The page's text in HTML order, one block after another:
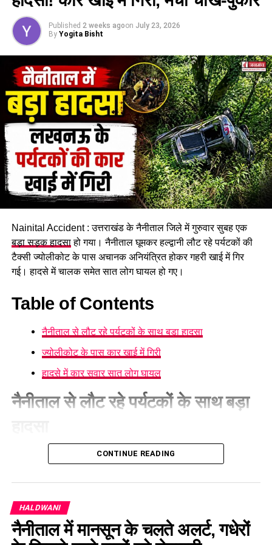
Published 2 weeks agoon July 23, 2026
By Yogita Bisht
Nainital Accident : उत्तराखंड के नैनीताल जिले में गुरुवार सुबह एक
बड़ा सड़क हादसाहो गया। नैनीताल घूमकर हल्द्वानी लौट रहे पर्यटकों की
टैक्सी ज्योलीकोट के पास अचानक अनियंत्रित होकर गहरी खाई में गिर
गई। हादसे में चालक समेत सात लोग घायल हो गए।
Table of Contents
नैनीताल से लौट रहे पर्यटकों के साथ बड़ा हादसा
ज्योलीकोट के पास कार खाई में गिरी
हादसे में कार सवार सात लोग घायल
नैनीताल से लौट रहे पर्यटकों के साथ बड़ा
ज्योलीकोटके पास एक कार हादसे का शिकार हो गई।
हादसे की सूचना मिलते ही एसडीआरएफ और स्थानीय पुलिस की टीम तुरंत
घटनास्थल पर पहुंची। संयुक्त रूप से चलाए गए रेस्क्यू अभियान में सभी
गया।
CONTINUE READING
HALDWANI
नैनीताल में मानसून के चलते अलर्ट, गधेरों